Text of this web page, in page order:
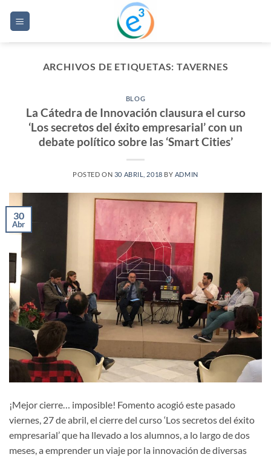
ARCHIVOS DE ETIQUETAS: TAVERNES
BLOG
La Cátedra de Innovación clausura el curso
‘Los secretos del éxito empresarial’ con un
debate político sobre las ‘Smart Cities’
POSTED ON 30 ABRIL, 2018 BY ADMIN
30
Abr
¡Mejor cierre… imposible! Fomento acogió este pasado
viernes, 27 de abril, el cierre del curso ‘Los secretos del éxito
empresarial’ que ha llevado a los alumnos, a lo largo de dos
meses, a emprender un viaje por la innovación de diversas